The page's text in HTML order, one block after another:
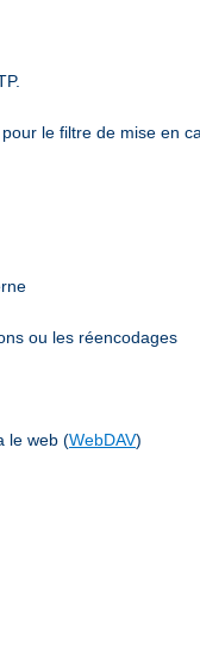
le filtre de mise en
ou les réencodages
le web (WebDAV)